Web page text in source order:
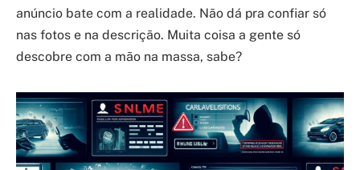
anúncio bate com a realidade. Não dá pra confiar só
nas fotos e na descrição. Muita coisa a gente só
descobre com a mão na massa, sabe?